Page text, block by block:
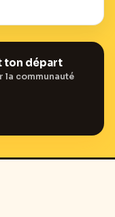
ton départ
la communauté